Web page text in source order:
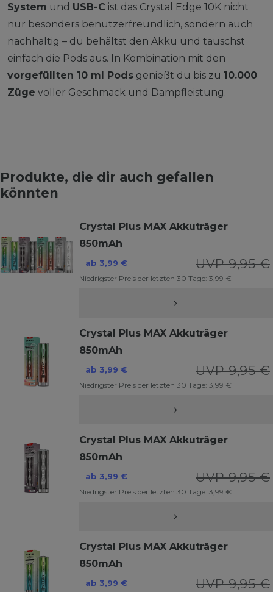
System und USB-C ist das Crystal Edge 10K nicht
nur besonders benutzerfreundlich, sondern auch
nachhaltig – du behältst den Akku und tauschst
einfach die Pods aus. In Kombination mit den
vorgefüllten 10 ml Pods genießt du bis zu 10.000
Züge voller Geschmack und Dampfleistung.
Produkte, die dir auch gefallen
könnten
Crystal Plus MAX Akkuträger
850mAh
UVP 9,95 €
ab 3,99 €
Niedrigster Preis der letzten 30 Tage: 3,99 €
Crystal Plus MAX Akkuträger
850mAh
UVP 9,95 €
ab 3,99 €
Niedrigster Preis der letzten 30 Tage: 3,99 €
Crystal Plus MAX Akkuträger
850mAh
UVP 9,95 €
ab 3,99 €
Niedrigster Preis der letzten 30 Tage: 3,99 €
Crystal Plus MAX Akkuträger
850mAh
UVP 9,95 €
ab 3,99 €